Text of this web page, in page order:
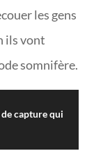
les gens
ils vont
somnifère.
de capture qui